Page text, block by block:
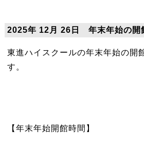
2025年 12月 26日 年末年始の開
東進ハイスクールの年末年始の開
す。
【年末年始開館時間】